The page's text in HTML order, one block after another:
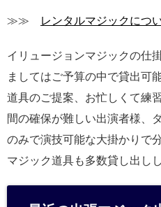
≫≫ レンタルマジックにつ
イリュージョンマジックの仕
ましてはご予算の中で貸出可
道具のご提案、お忙しくて練
間の確保が難しい出演者様、
のみで演技可能な大掛かりで
マジック道具も多数貸し出し